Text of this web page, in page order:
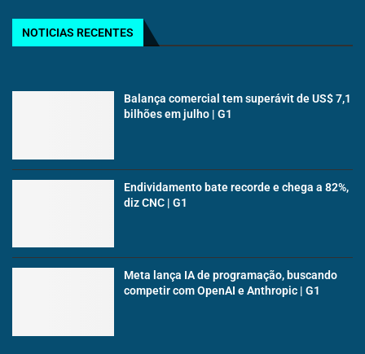
NOTICIAS RECENTES
Balança comercial tem superávit de US$ 7,1
bilhões em julho | G1
Endividamento bate recorde e chega a 82%,
diz CNC | G1
Meta lança IA de programação, buscando
competir com OpenAI e Anthropic | G1